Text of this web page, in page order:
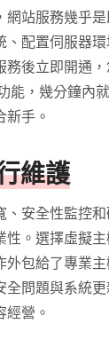
網站服務幾乎
、配置伺服器
務後立即開通
能，幾分鐘內
新手。
維護
、安全性監控
性。選擇虛擬
外包給了專業
全問題與系統
經營。